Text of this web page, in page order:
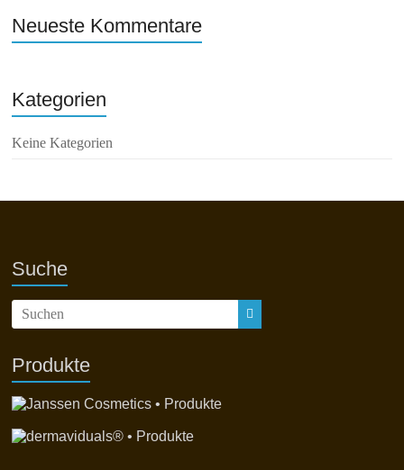
Neueste Kommentare
Kategorien
Keine Kategorien
Suche
Produkte